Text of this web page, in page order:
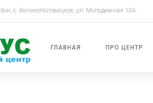
с. Великополовецкое, ул. Молодежная 13А.
ГЛАВНАЯ ПРО ЦЕНТР